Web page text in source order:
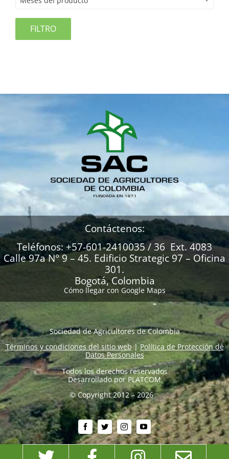
FILTRO
Contáctenos:
Teléfonos: +57-601-2410035 / 36 Ext. 4083
Calle 97a N° 9 – 45. Edificio Strategic 97 – Oficina
301.
Bogotá, Colombia
Cómo llegar con Google Maps
Sociedad de Agricultores de Colombia
Términos y condiciones del sitio web|Política de Protección de
Datos Personales
Todos los derechos reservados
Desarrollado por PLATCOM
© Copyright 2012 – 2026